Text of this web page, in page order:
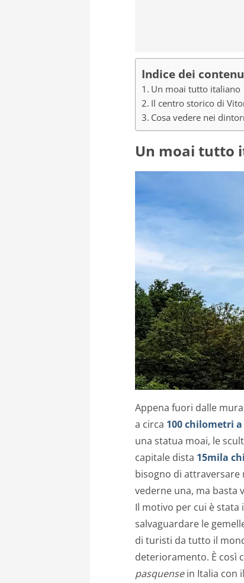
Indice dei
Un moai tutto italiano
Il centro storico di
Cosa vedere nei
Un moai tutto
Appena fuori dalle
a circa 100 chilometri
una statua moai, le
capitale dista 15mila
bisogno di attraversare
vederne una, ma basta
Il motivo per cui è stata
salvaguardare le
di turisti da tutto il
deterioramento. È così
pasquensein Italia con